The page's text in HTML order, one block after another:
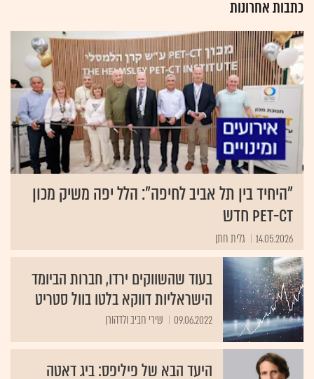
כתבות אחרונות
"היחיד בין תל אביב לחיפה": הלל יפה משיק מכון
PET-CT חדש
14.05.2026 גלית חתן
בעוד שהשווקים ירדו, חברות הביומד
הישראליות דווקא בלטו בוול סטריט
09.06.2022 שירי חביב ולדהורן
היעד הבא של פיליפס: ביג דאטה